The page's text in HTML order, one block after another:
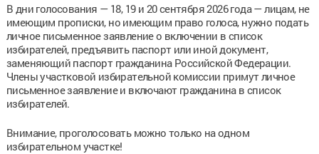
В дни голосования — 18, 19 и 20 сентября 2026 года — лицам, не
имеющим прописки, но имеющим право голоса, нужно подать
личное письменное заявление о включении в список
избирателей, предъявить паспорт или иной документ,
заменяющий паспорт гражданина Российской Федерации.
Члены участковой избирательной комиссии примут личное
письменное заявление и включают гражданина в список
избирателей.
Внимание, проголосовать можно только на одном
избирательном участке!